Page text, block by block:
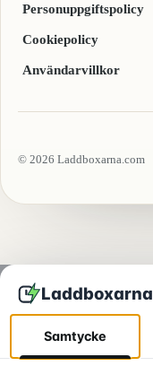
Personuppgiftspolicy
Cookiepolicy
Användarvillkor
© 2026 Laddboxarna.com
Laddboxarna
Samtycke